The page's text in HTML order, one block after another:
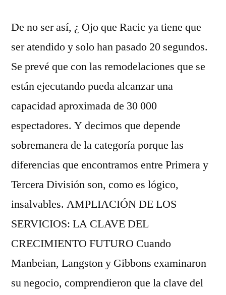
De no ser así, ¿ Ojo que Racic ya tiene que
ser atendido y solo han pasado 20 segundos.
Se prevé que con las remodelaciones que se
están ejecutando pueda alcanzar una
capacidad aproximada de 30 000
espectadores. Y decimos que depende
sobremanera de la categoría porque las
diferencias que encontramos entre Primera y
Tercera División son, como es lógico,
insalvables. AMPLIACIÓN DE LOS
SERVICIOS: LA CLAVE DEL
CRECIMIENTO FUTURO Cuando
Manbeian, Langston y Gibbons examinaron
su negocio, comprendieron que la clave del